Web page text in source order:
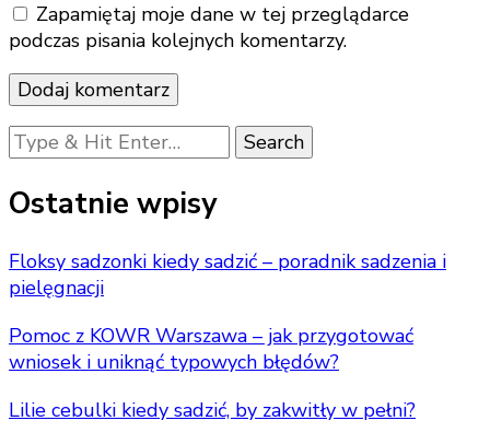
Zapamiętaj moje dane w tej przeglądarce
podczas pisania kolejnych komentarzy.
Looking
for
Something?
Ostatnie wpisy
Floksy sadzonki kiedy sadzić – poradnik sadzenia i
pielęgnacji
Pomoc z KOWR Warszawa – jak przygotować
wniosek i uniknąć typowych błędów?
Lilie cebulki kiedy sadzić, by zakwitły w pełni?